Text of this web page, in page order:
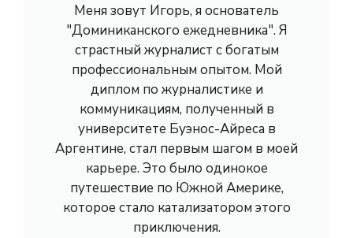
Меня зовут Игорь, я основатель
"Доминиканского ежедневника". Я
страстный журналист с богатым
профессиональным опытом. Мой
диплом по журналистике и
коммуникациям, полученный в
университете Буэнос-Айреса в
Аргентине, стал первым шагом в моей
карьере. Это было одинокое
путешествие по Южной Америке,
которое стало катализатором этого
приключения.